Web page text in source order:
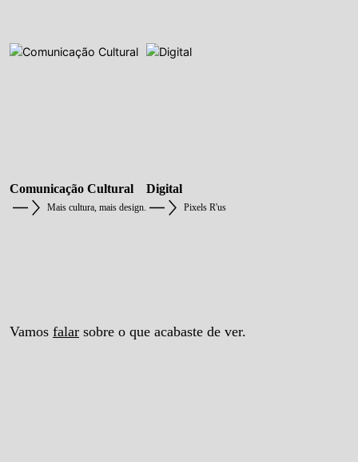
Comunicação Cultural
Mais cultura, mais design.
Digital
Pixels R'us
Vamos falar sobre o que acabaste de ver.